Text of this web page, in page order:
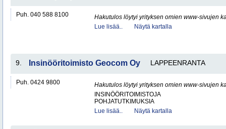
Puh. 040 588 8100
Hakutulos löytyi yrityksen omien www-sivujen
Lue lisää..
Näytä kartalla
9. Insinööritoimisto Geocom Oy LAPPEENRANTA
Puh. 0424 9800
Hakutulos löytyi yrityksen omien www-sivujen
INSINÖÖRITOIMISTOJA
POHJATUTKIMUKSIA
Lue lisää..
Näytä kartalla